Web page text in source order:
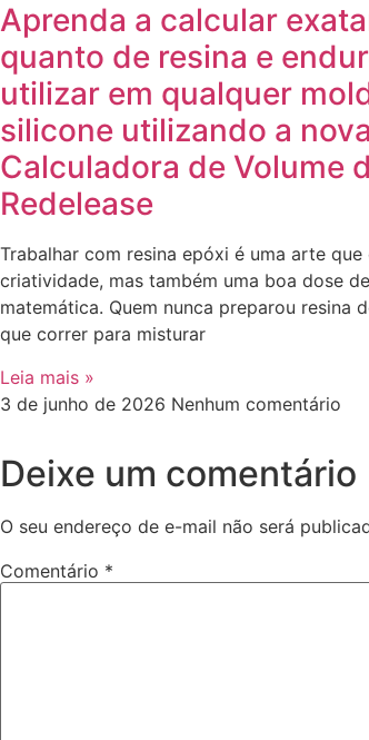
Aprenda a calcular
quanto de resina e
utilizar em qualquer
silicone utilizando a nova
Calculadora de Volume
Redelease
Trabalhar com resina epóxi é uma arte que
criatividade, mas também uma boa dose
matemática. Quem nunca preparou resina
que correr para misturar
Leia mais »
3 de junho de 2026 Nenhum comentário
Deixe um comentário
O seu endereço de e-mail não será
Comentário *